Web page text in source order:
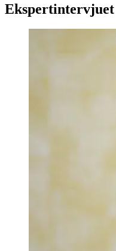
Ekspertintervjuet